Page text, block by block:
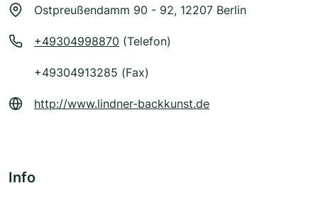
Ostpreußendamm 90 - 92, 12207 Berlin
+49304998870 (Telefon)
+49304913285 (Fax)
http://www.lindner-backkunst.de
Info